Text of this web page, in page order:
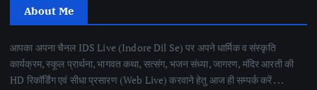
About Me
आपका अपना चैनल IDS Live (Indore Dil Se) पर अपने धार्मिक व संस्कृति
कार्यक्रम, स्कूल प्रार्थना, भागवत कथा, सत्संग, भजन संध्या, जागरण, मंदिर आरती की
HD रिकॉर्डिंग एवं सीधा प्रसारण (Web Live) करवाने हेतु आज ही सम्पर्क करें . . .